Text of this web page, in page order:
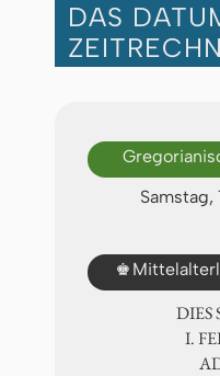
DAS
Samstag,
♚
DIES
Ⅰ.